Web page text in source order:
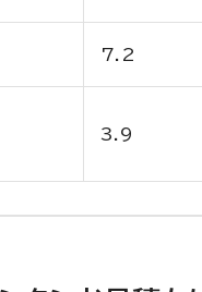
7.2
3.9